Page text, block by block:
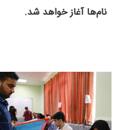
نام‌ها آغاز خواهد شد.